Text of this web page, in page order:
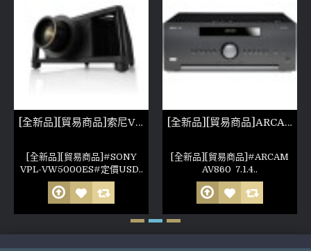
[全新品][貿易商品]索尼VPL-VW5000ES 非人為損壞 公司保固六個月 (參考照片)
[全新品][貿易商品]#SONY
VPL-VW5000ES#定價USD..
[全新品][貿易商品]ARCAM AV860 7.1.4 收音前級 非人為損壞 公司保固六個月 (參考照片)
[全新品][貿易商品]#ARCAM
AV860 7.1.4..